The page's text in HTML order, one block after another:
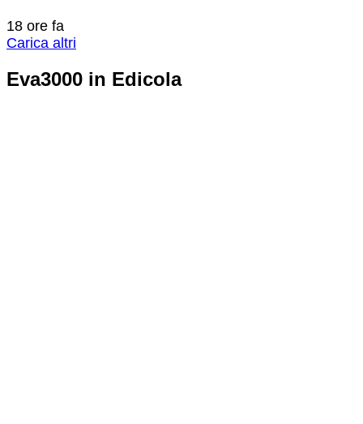
18 ore fa
Carica altri
Eva3000 in Edicola